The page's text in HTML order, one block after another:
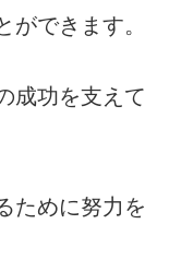
ができます。
成功を支えて
ために努力を